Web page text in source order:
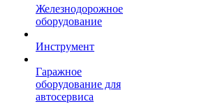
Железнодорожное
оборудование
Инструмент
Гаражное
оборудование для
автосервиса